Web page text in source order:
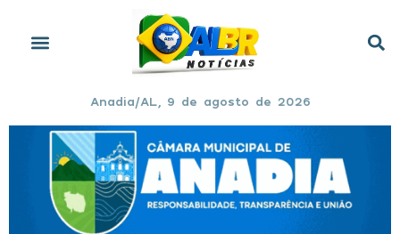
Anadia/AL, 9 de agosto de 2026